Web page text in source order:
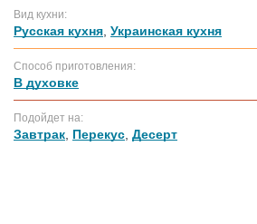
Вид кухни:
Русская кухня Украинская кухня
Способ приготовления:
В духовке
Подойдет на:
Завтрак Перекус Десерт